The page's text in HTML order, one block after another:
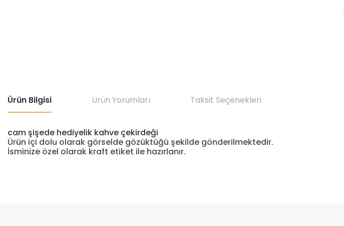
Ürün Bilgisi Ürün Yorumları Taksit Seçenekleri
cam şişede hediyelik kahve çekirdeği
Ürün içi dolu olarak görselde gözüktüğü şekilde gönderilmektedir.
İsminize özel olarak kraft etiket ile hazırlanır.